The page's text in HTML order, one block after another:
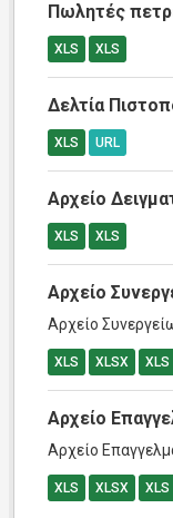
Πωλητές
XLS XLS
Δελτία
XLS URL
Αρχείο
XLS XLS
Αρχείο
Αρχείο
XLS XLSX XLS
Αρχείο
Αρχείο
XLS XLSX XLS